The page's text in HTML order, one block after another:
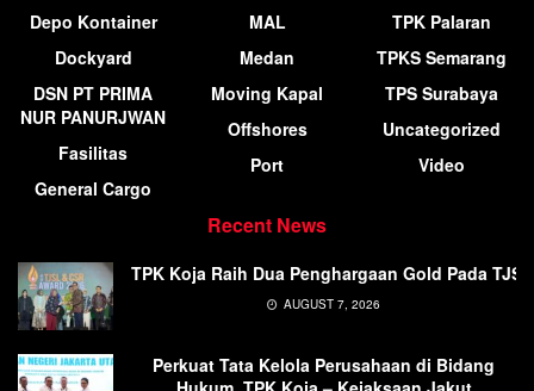
Depo Kontainer
Dockyard
DSN PT PRIMA
NUR PANURJWAN
Fasilitas
General Cargo
MAL
Medan
Moving Kapal
Offshores
Port
TPK Palaran
TPKS Semarang
TPS Surabaya
Uncategorized
Video
Recent News
TPK Koja Raih Dua Penghargaan Gold Pada TJSL
AUGUST 7, 2026
Perkuat Tata Kelola Perusahaan di Bidang